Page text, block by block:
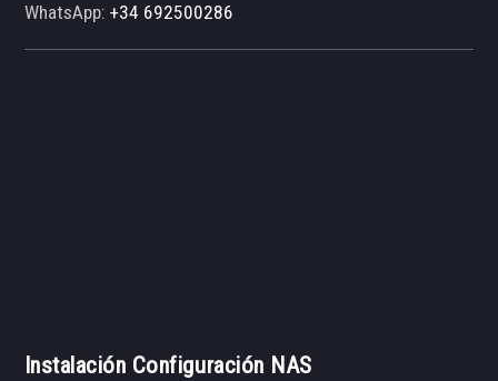
WhatsApp:+34 692500286
Instalación Configuración NAS